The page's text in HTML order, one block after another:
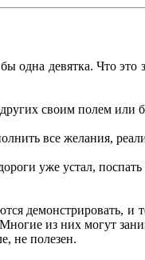
одна девятка. Что
других своим полем
все желания,
уже устал,
демонстрировать, и
из них могут
не полезен.